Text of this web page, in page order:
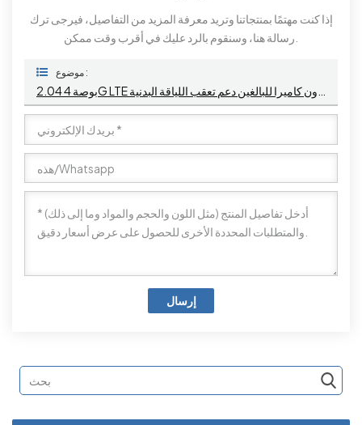
إذا كنت مهتمًا بمنتجاتنا وتريد معرفة المزيد من التفاصيل، فيرجى ترك
موضوع :
إرسال